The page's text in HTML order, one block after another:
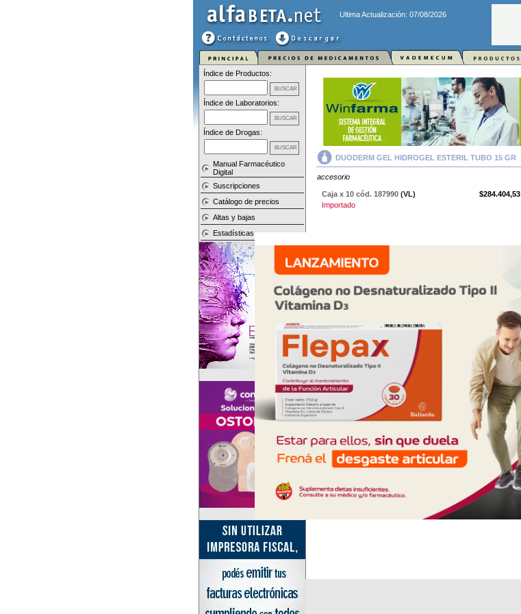
Ultima Actualización: 07/08/2026
Índice de Productos:
Índice de Laboratorios:
Índice de Drogas:
Manual Farmacéutico
Digital
Suscripciones
Catálogo de precios
Altas y bajas
Estadísticas
DUODERM GEL HIDROGEL ESTERIL TUBO 15 GR
accesorio
Caja x 10 cód. 187990 (VL) $284.404,53
Importado
se indica como
Producto importado.
Explorar más
Otros productos conaccesorio
Otros productos de Convatec